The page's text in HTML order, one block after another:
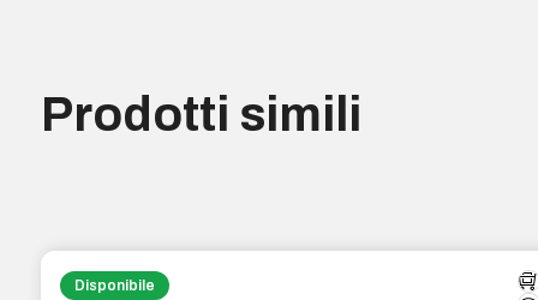
Prodotti simili
Disponibile